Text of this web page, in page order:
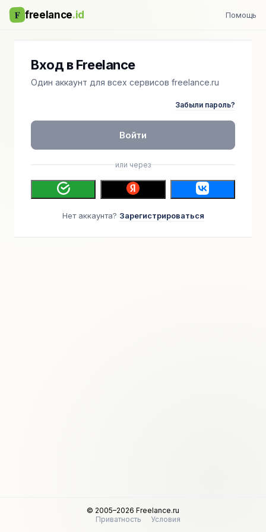
F freelance.id Помощь
Вход в Freelance
Один аккаунт для всех сервисов freelance.ru
Забыли пароль?
Войти
или через
Нет аккаунта? Зарегистрироваться
© 2005–2026 Freelance.ru
Приватность
Условия